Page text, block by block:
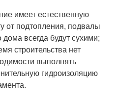
имеет естественную
от подтопления, подвалы
дома всегда будут сухими;
строительства нет
выполнять
гидроизоляцию